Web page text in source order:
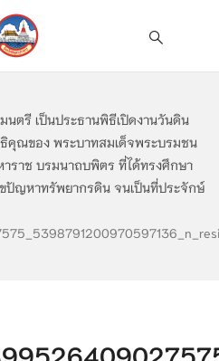
นตรี เป็นประธานพิธีเปิดงานวันดิน
คุณของ พระบาทสมเด็จพระบรมชน
ราช บรมนาถบพิตร ที่ได้ทรงศึกษา
ปัญหาทรัพยากรดิน จนเป็นที่ประจักษ์